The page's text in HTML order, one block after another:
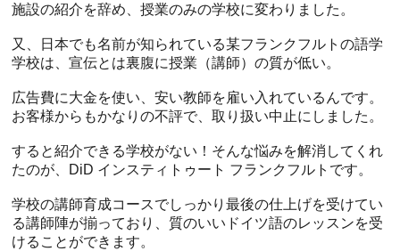
施設の紹介を辞め、授業のみの学校に変わりました。
又、日本でも名前が知られている某フランクフルトの語学
学校は、宣伝とは裏腹に授業（講師）の質が低い。
広告費に大金を使い、安い教師を雇い入れているんです。
お客様からもかなりの不評で、取り扱い中止にしました。
すると紹介できる学校がない！そんな悩みを解消してくれ
たのが、DiD インスティトゥート フランクフルトです。
学校の講師育成コースでしっかり最後の仕上げを受けてい
る講師陣が揃っており、質のいいドイツ語のレッスンを受
けることができます。